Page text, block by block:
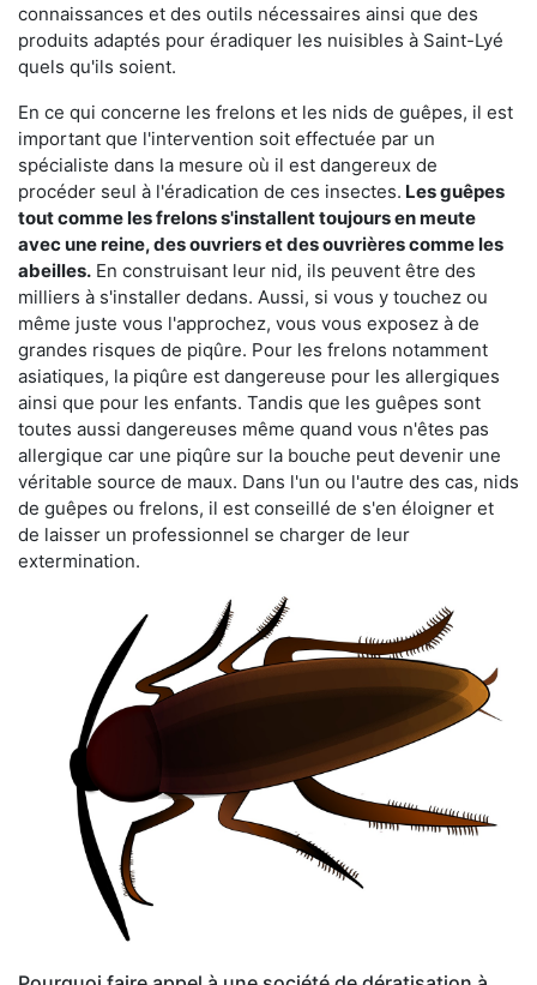
connaissances et des outils nécessaires ainsi que des
produits adaptés pour éradiquer les nuisibles à Saint-Lyé
quels qu'ils soient.
En ce qui concerne les frelons et les nids de guêpes, il est
important que l'intervention soit effectuée par un
spécialiste dans la mesure où il est dangereux de
procéder seul à l'éradication de ces insectes. Les guêpes
tout comme les frelons s'installent toujours en meute
avec une reine, des ouvriers et des ouvrières comme les
abeilles. En construisant leur nid, ils peuvent être des
milliers à s'installer dedans. Aussi, si vous y touchez ou
même juste vous l'approchez, vous vous exposez à de
grandes risques de piqûre. Pour les frelons notamment
asiatiques, la piqûre est dangereuse pour les allergiques
ainsi que pour les enfants. Tandis que les guêpes sont
toutes aussi dangereuses même quand vous n'êtes pas
allergique car une piqûre sur la bouche peut devenir une
véritable source de maux. Dans l'un ou l'autre des cas, nids
de guêpes ou frelons, il est conseillé de s'en éloigner et
de laisser un professionnel se charger de leur
extermination.